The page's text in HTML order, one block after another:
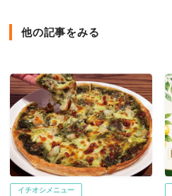
他の記事をみる
イチオシメニュー